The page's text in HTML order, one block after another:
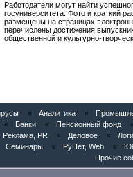
Работодатели могут найти
госуниверситета. Фото и краткий
размещены на страницах
перечислены достижения
общественной и культурно-
« Аналитика «
« Банки « Пенсионный фонд
Реклама, PR « Деловое «
Семинары « РуНет, Web «
Прочие